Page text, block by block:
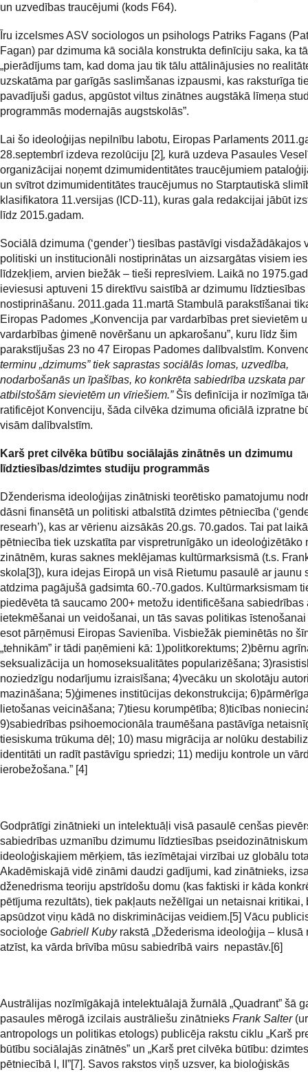
un uzvedības traucējumi (kods F64).
Īru izcelsmes ASV sociologos un psihologs Patriks Fagans
Fagan) par dzimuma kā sociāla konstrukta definīciju saka, ka
„pierādījums tam, kad doma jau tik tālu attālinājusies no
uzskatāma par garīgās saslimšanas izpausmi, kas raksturīga
pavadījuši gadus, apgūstot viltus zinātnes augstākā līmeņa
programmās modernajās augstskolās”.
Lai šo ideoloģijas nepilnību labotu, Eiropas Parlaments
28.septembrī izdeva rezolūciju [2], kurā uzdeva Pasaules
organizācijai noņemt dzimumidentitātes traucējumiem
un svītrot dzimumidentitātes traucējumus no Starptautiskā
klasifikatora 11.versijas (ICD-11), kuras gala redakcijai jābūt
līdz 2015.gadam.
Sociālā dzimuma (‘gender’) tiesības pastāvīgi visdažādākajos
politiski un institucionāli nostiprinātas un aizsargātas visiem
līdzekļiem, arvien biežāk – tieši represīviem. Laikā no
ieviesusi aptuveni 15 direktīvu saistībā ar dzimumu līdztiesības
nostiprināšanu. 2011.gada 11.martā Stambulā parakstīšanai
Eiropas Padomes „Konvencija par vardarbības pret sievietēm
vardarbības ģimenē novēršanu un apkarošanu”, kuru līdz šim
parakstījušas 23 no 47 Eiropas Padomes dalībvalstīm.
terminu „dzimums” tiek saprastas sociālās lomas, uzvedība,
nodarbošanās un īpašības, ko konkrēta sabiedrība uzskata par
atbilstošām sievietēm un vīriešiem.”Šīs definīcija ir nozīmīga
ratificējot Konvenciju, šāda cilvēka dzimuma oficiālā izpratne
visām dalībvalstīm.
Karš pret cilvēka būtību sociālajās zinātnēs un dzimumu
līdztiesības/dzimtes studiju programmās
Dženderisma ideoloģijas zinātniski teorētisko pamatojumu
dāsni finansētā un politiski atbalstītā dzimtes pētniecība
researh’), kas ar vērienu aizsākās 20.gs. 70.gados. Tai pat
pētniecība tiek uzskatīta par vispretrunīgāko un ideoloģizētāko
zinātnēm, kuras saknes meklējamas kultūrmarksismā (t.s.
skola[3]), kura idejas Eiropā un visā Rietumu pasaulē ar jaunu
atdzima pagājušā gadsimta 60.-70.gados. Kultūrmarksismam
piedēvēta tā saucamo 200+ metožu identificēšana sabiedrības
ietekmēšanai un veidošanai, un tās savas politikas
esot pārņēmusi Eiropas Savienība. Visbiežāk pieminētās no
„tehnikām” ir tādi paņēmieni kā: 1)politkorektums; 2)bērnu
seksualizācija un homoseksualitātes popularizēšana;
noziedzīgu nodarījumu izraisīšana; 4)vecāku un skolotāju
mazināšana; 5)ģimenes institūcijas dekonstrukcija;
lietošanas veicināšana; 7)tiesu korumpētība; 8)ticības
9)sabiedrības psihoemocionāla traumēšana pastāvīga
tiesiskuma trūkuma dēļ; 10) masu migrācija ar nolūku
identitāti un radīt pastāvīgu spriedzi; 11) mediju kontrole un
ierobežošana.” [4]
Godprātīgi zinātnieki un intelektuāļi visā pasaulē cenšas
sabiedrības uzmanību dzimumu līdztiesības
ideoloģiskajiem mērķiem, tās iezīmētajai virzībai uz globālu
Akadēmiskajā vidē zināmi daudzi gadījumi, kad zinātnieks,
dženedrisma teoriju apstrīdošu domu (kas faktiski ir kāda
pētījuma rezultāts), tiek pakļauts nežēlīgai un netaisnai kritikai,
apsūdzot viņu kādā no diskriminācijas veidiem.[5] Vācu
socioloģe Gabriell Kubyrakstā „Džederisma ideoloģija – klusā
atzīst, ka vārda brīvība mūsu sabiedrībā vairs nepastāv.[6]
Austrālijas nozīmīgākajā intelektuālajā žurnālā „Quadrant” šā
pasaules mērogā izcilais austrāliešu zinātnieks Frank Salter
antropologs un politikas etologs) publicēja rakstu ciklu „Karš
būtību sociālajās zinātnēs” un „Karš pret cilvēka būtību: dzimtes
pētniecībā I, II”[7]. Savos rakstos viņš uzsver, ka bioloģiskās